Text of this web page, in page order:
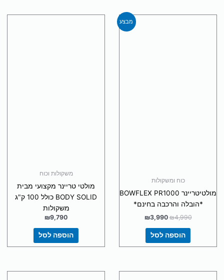
מבצע
כוח ומשקולות
מולטיטריינר BOWFLEX PR1000
*הובלה והרכבה בחינם*
₪4,990
₪3,990
המחיר
הנוכחי
הוספה לסל
משקולות וכוח
מולטי טריינר מקצועי מבית
BODY SOLID כולל 100 ק"ג
משקולות
₪9,790
הוספה לסל